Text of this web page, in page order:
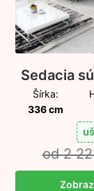
Sedacia
Šírka:
336 cm
2